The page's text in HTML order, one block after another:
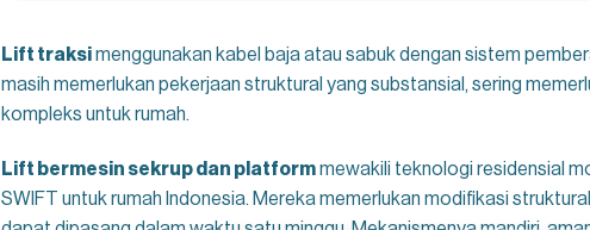
Lift traksimenggunakan kabel baja atau sabuk dengan sistem
masih memerlukan pekerjaan struktural yang substansial, sering
kompleks untuk rumah.
Lift bermesin sekrup dan platformmewakili teknologi residensial
SWIFT untuk rumah Indonesia. Mereka memerlukan modifikasi